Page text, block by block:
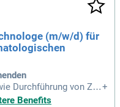
(m/w/d) für
Durchführung von Zyt
Blut und Kn
+
Benefits